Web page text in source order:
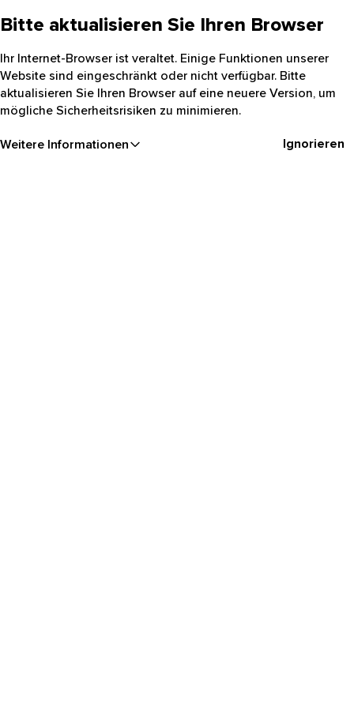
Bitte aktualisieren Sie Ihren Browser
Ihr Internet-Browser ist veraltet. Einige Funktionen unserer
Website sind eingeschränkt oder nicht verfügbar. Bitte
aktualisieren Sie Ihren Browser auf eine neuere Version, um
mögliche Sicherheitsrisiken zu minimieren.
Weitere Informationen Ignorieren